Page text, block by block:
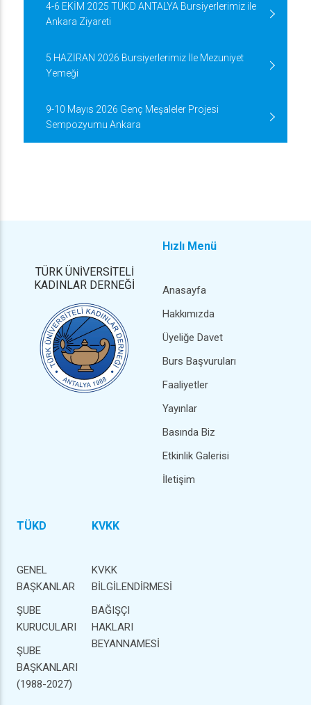
4-6 EKİM 2025 TÜKD ANTALYA Bursiyerlerimiz ile
Ankara Ziyareti
5 HAZİRAN 2026 Bursiyerlerimiz İle Mezuniyet
Yemeği
9-10 Mayıs 2026 Genç Meşaleler Projesi
Sempozyumu Ankara
TÜRK ÜNİVERSİTELİ
KADINLAR DERNEĞİ
Hızlı Menü
Anasayfa
Hakkımızda
Üyeliğe Davet
Burs Başvuruları
Faaliyetler
Yayınlar
Basında Biz
Etkinlik Galerisi
İletişim
TÜKD
GENEL
BAŞKANLAR
ŞUBE
KURUCULARI
ŞUBE
BAŞKANLARI
(1988-2027)
KVKK
KVKK
BİLGİLENDİRMESİ
BAĞIŞÇI
HAKLARI
BEYANNAMESİ